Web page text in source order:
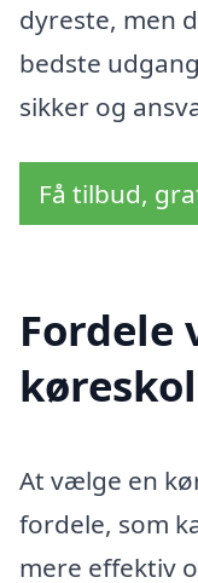
dyreste, men
bedste
sikker og
Få tilbud,
Fordele
At vælge en
fordele, som
mere effektiv